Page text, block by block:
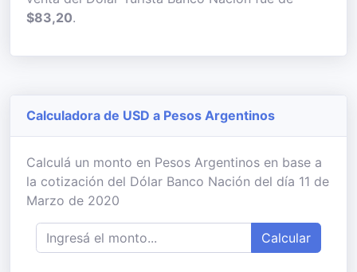
$83,20.
Calculadora de USD a Pesos Argentinos
Calculá un monto en Pesos Argentinos en base a
la cotización del Dólar Banco Nación del día 11 de
Marzo de 2020
Calcular